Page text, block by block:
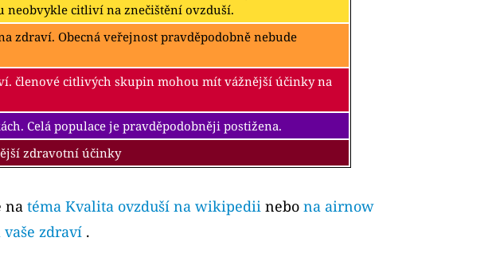
citliví na znečištění ovzduší.
zdraví. Obecná veřejnost pravděpodobně nebude
členové citlivých skupin mohou mít vážnější účinky na
Celá populace je pravděpodobněji postižena.
zdravotní účinky
na téma Kvalita ovzduší na wikipediinebo na airnow
zdraví.